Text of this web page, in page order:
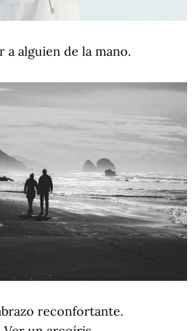
a alguien de la mano.
reconfortante.